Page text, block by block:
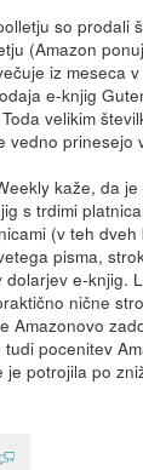
so prodali
(Amazon
iz meseca
e-knjig
velikim
vedno prinesejo
kaže, da
s trdimi
(v teh
pisma,
dolarjev e-knjig.
nične
Amazonovo
pocenitev
potrojila po